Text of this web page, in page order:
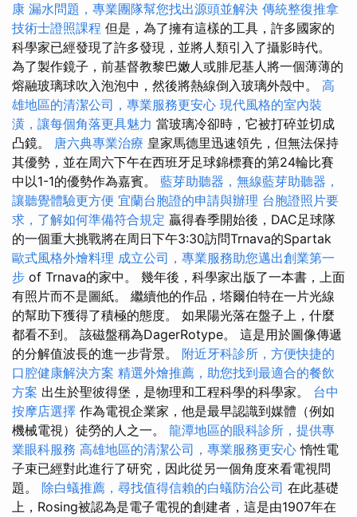
康 漏水問題，專業團隊幫您找出源頭並解決 傳統整復推拿
技術士證照課程 但是，為了擁有這樣的工具，許多國家的
科學家已經發現了許多發現，並將人類引入了攝影時代。
為了製作鏡子，前基督教黎巴嫩人或腓尼基人將一個薄薄的
熔融玻璃球吹入泡泡中，然後將熱線倒入玻璃外殼中。 高
雄地區的清潔公司，專業服務更安心 現代風格的室內裝
潢，讓每個角落更具魅力 當玻璃冷卻時，它被打碎並切成
凸鏡。 唐六典專業治療 皇家馬德里迅速領先，但無法保持
其優勢，並在周六下午在西班牙足球錦標賽的第24輪比賽
中以1-1的優勢作為嘉賓。 藍芽助聽器，無線藍芽助聽器，
讓聽覺體驗更方便 宜蘭台胞證的申請與辦理 台胞證照片要
求，了解如何準備符合規定 贏得春季開始後，DAC足球隊
的一個重大挑戰將在周日下午3:30訪問Trnava的Spartak
歐式風格外燴料理 成立公司，專業服務助您邁出創業第一
步 of Trnava的家中。 幾年後，科學家出版了一本書，上面
有照片而不是圖紙。 繼續他的作品，塔爾伯特在一片光線
的幫助下獲得了積極的態度。 如果陽光落在盤子上，什麼
都看不到。 該磁盤稱為DagerRotype。 這是用於圖像傳遞
的分解值波長的進一步背景。 附近牙科診所，方便快捷的
口腔健康解決方案 精選外燴推薦，助您找到最適合的餐飲
方案 出生於聖彼得堡，是物理和工程科學的科學家。 台中
按摩店選擇 作為電視企業家，他是最早認識到媒體（例如
機械電視）徒勞的人之一。 龍潭地區的眼科診所，提供專
業眼科服務 高雄地區的清潔公司，專業服務更安心 惰性電
子束已經對此進行了研究，因此從另一個角度來看電視問
題。 除白蟻推薦，尋找值得信賴的白蟻防治公司 在此基礎
上，Rosing被認為是電子電視的創建者，這是由1907年在